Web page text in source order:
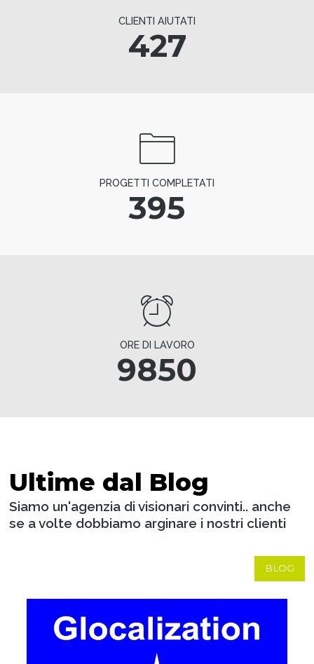
CLIENTI AIUTATI
427
PROGETTI COMPLETATI
395
ORE DI LAVORO
9850
Ultime dal Blog
Siamo un'agenzia di visionari convinti.. anche
se a volte dobbiamo arginare i nostri clienti
BLOG